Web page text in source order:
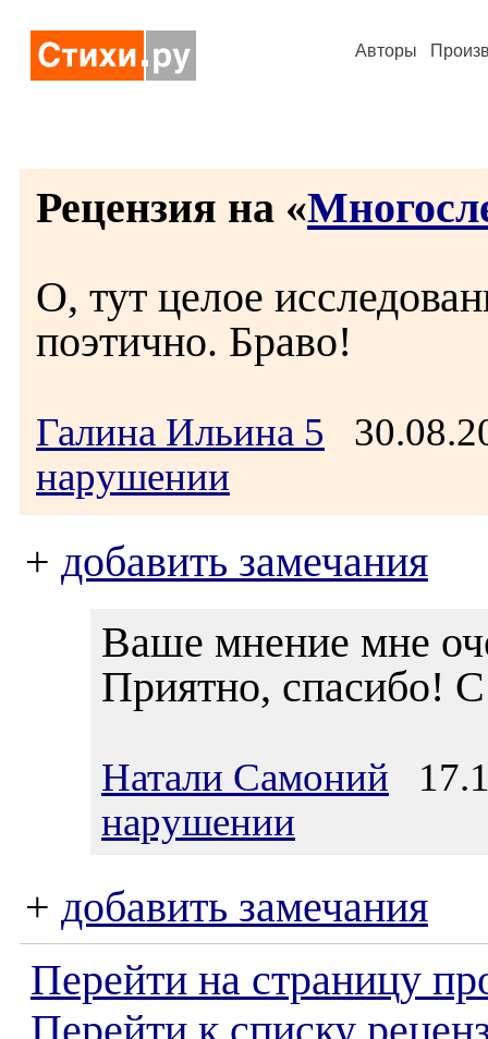
Авторы
Рецензия на «
О, тут целое
поэтично. Браво!
Галина Ильина 5
нарушении
+ добавить замечания
Ваше мнение мне
Приятно, спасибо!
Натали Самоний
нарушении
+ добавить замечания
Перейти на страницу